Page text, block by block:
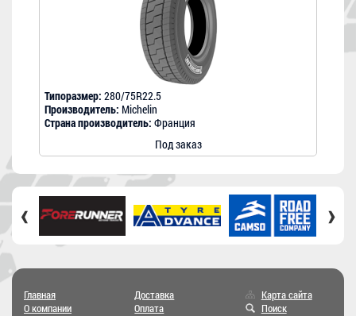
Типоразмер: 280/75R22.5
Производитель: Michelin
Страна производитель: Франция
Под заказ
‹ ›
Главная
О компании
Доставка
Оплата
Карта сайта
Поиск